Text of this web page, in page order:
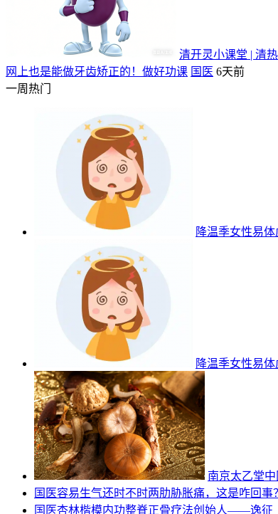
清开灵小课堂 | 清
网上也是能做牙齿矫正的！做好功课 国医 6天前
一周热门
降温季女性易
降温季女性易
南京太乙堂
国医容易生气还时不时两肋胁胀痛，这是咋回事？
国医杏林楷模内功整脊正骨疗法创始人——逸征